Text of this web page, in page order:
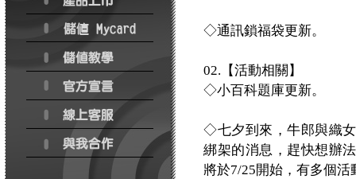
◇通訊鎖福袋更新。
02.【活動相關】
◇小百科題庫更新。
◇七夕到來，牛郎與織
綁架的消息，趕快想辦
將於7/25開始，有多個活